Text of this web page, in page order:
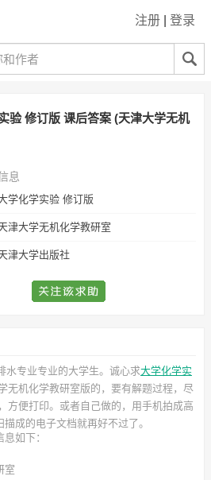
注册 登录
验 修订版 课后答案 (天津大学无机
息
学化学实验 修订版
津大学无机化学教研室
津大学出版社
水专业专业的大学生。诚心求大学化学实
无机化学教研室版的，要有解题过程，尽
方便打印。或者自己做的，用手机拍成高
成的电子文档就再好不过了。
如下：
室